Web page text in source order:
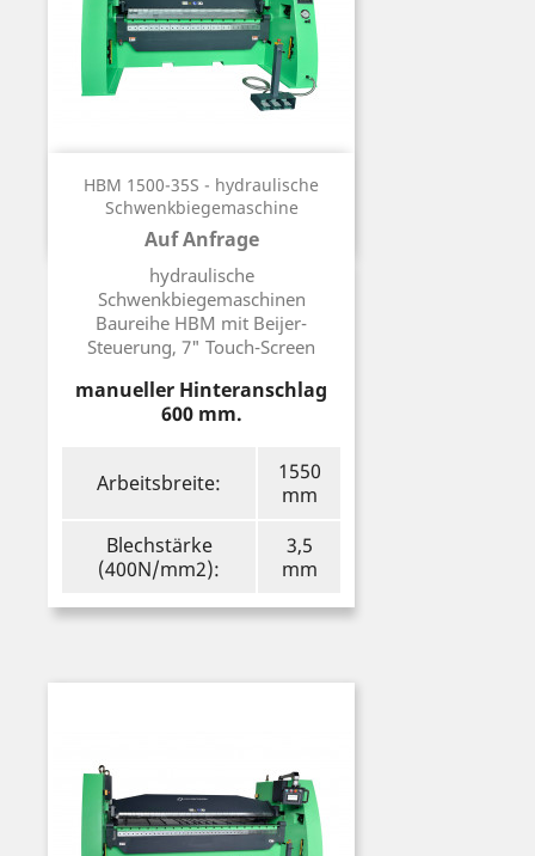
HBM 1500-35S - hydraulische
Schwenkbiegemaschine
Auf Anfrage
Preis
hydraulische
Schwenkbiegemaschinen
Baureihe HBM mit Beijer-
Steuerung, 7" Touch-Screen
manueller Hinteranschlag
600 mm.
Arbeitsbreite:
1550
mm
Blechstärke
(400N/mm2):
3,5
mm